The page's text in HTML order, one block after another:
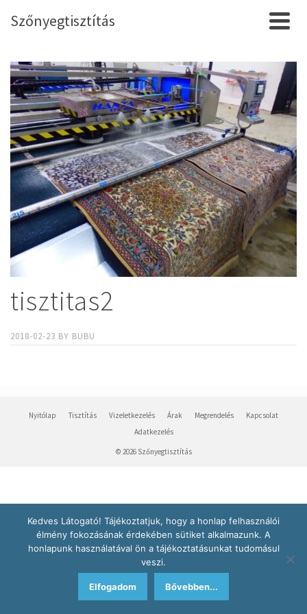
Szőnyegtisztítás
tisztitas2
2018-02-23 BY BUBU
Nyitólap Tisztítás Vizeletkezelés Árak Megrendelés
Kapcsolat
Adatkezelés
© 2026 Szőnyegtisztítás
Kedves Látogató! Tájékoztatjuk, hogy a honlap felhasználói
élmény fokozásának érdekében sütiket alkalmazunk. A
honlapunk használatával ön a tájékoztatásunkat tudomásul
veszi.
Elfogadom Bővebben...